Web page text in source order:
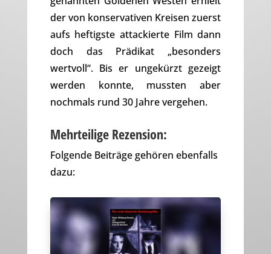
der von konservativen Kreisen zuerst
aufs heftigste attackierte Film dann
doch das Prädikat „besonders
wertvoll“. Bis er ungekürzt gezeigt
werden konnte, mussten aber
nochmals rund 30 Jahre vergehen.
Mehrteilige Rezension:
Folgende Beiträge gehören ebenfalls
dazu: